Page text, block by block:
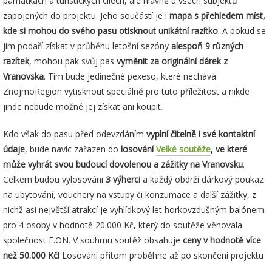
zapojených do projektu. Jeho součástí je i mapa s přehledem míst,
kde si mohou do svého pasu otisknout unikátní razítko. A pokud se
jim podaří získat v průběhu letošní sezóny alespoň 9 různých
razítek, mohou pak svůj pas vyměnit za originální dárek z
Vranovska. Tím bude jedinečné pexeso, které nechává
ZnojmoRegion vytisknout speciálně pro tuto příležitost a nikde
jinde nebude možné jej získat ani koupit.
Kdo však do pasu před odevzdáním vyplní čitelně i své kontaktní
údaje, bude navíc zařazen do losováníVelké soutěže, ve které
může vyhrát svou budoucí dovolenou a zážitky na Vranovsku.
Celkem budou vylosováni 3 výherci a každý obdrží dárkový poukaz
na ubytování, vouchery na vstupy či konzumace a další zážitky, z
nichž asi největší atrakcí je vyhlídkový let horkovzdušným balónem
pro 4 osoby v hodnotě 20.000 Kč, který do soutěže věnovala
společnost E.ON. V souhrnu soutěž obsahuje ceny v hodnotě více
než 50.000 Kč! Losování přitom proběhne až po skončení projektu